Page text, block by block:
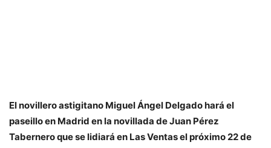
El novillero astigitano Miguel Ángel Delgado hará el
paseillo en Madrid en la novillada de Juan Pérez
Tabernero que se lidiará en Las Ventas el próximo 22 de